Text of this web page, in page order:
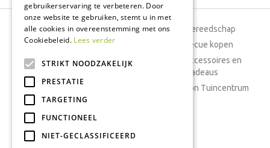
Tuincentrum
Dierenwinkel
Tuinplanten
Tuingereedschap
Barbecue kopen
Woonaccessoires en
cadeaus
Cadeaubon Tuincentrum
Kamerplanten
Moestuin
Boeketten
gebruikerservaring te verbeteren. Door
onze website te gebruiken, stemt u in met
alle cookies in overeenstemming met ons
Cookiebeleid. Lees verder
STRIKT NOODZAKELIJK
PRESTATIE
TARGETING
FUNCTIONEEL
NIET-GECLASSIFICEERD